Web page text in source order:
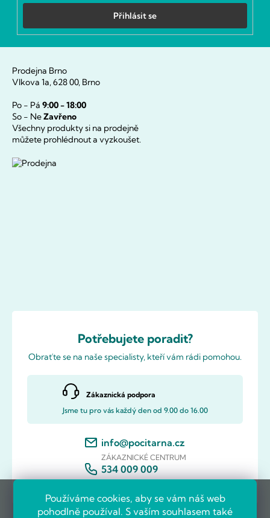
Používáme cookies, aby se vám náš web
pohodlně používal. S vaším souhlasem také
Přihlásit se
Prodejna Brno
Vlkova 1a, 628 00, Brno
Po - Pá 9:00 - 18:00
So - NeZavřeno
Všechny produkty si na prodejně
můžete prohlédnout a vyzkoušet.
Potřebujete poradit?
Obraťte se na naše specialisty, kteří vám rádi pomohou.
Zákaznická podpora
Jsme tu pro vás každý den od 9.00 do 16.00
info@pocitarna.cz
ZÁKAZNICKÉ CENTRUM
534 009 009